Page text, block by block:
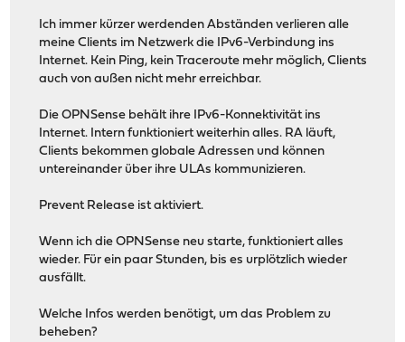
Ich immer kürzer werdenden Abständen verlieren alle
meine Clients im Netzwerk die IPv6-Verbindung ins
Internet. Kein Ping, kein Traceroute mehr möglich, Clients
auch von außen nicht mehr erreichbar.
Die OPNSense behält ihre IPv6-Konnektivität ins
Internet. Intern funktioniert weiterhin alles. RA läuft,
Clients bekommen globale Adressen und können
untereinander über ihre ULAs kommunizieren.
Prevent Release ist aktiviert.
Wenn ich die OPNSense neu starte, funktioniert alles
wieder. Für ein paar Stunden, bis es urplötzlich wieder
ausfällt.
Welche Infos werden benötigt, um das Problem zu
beheben?